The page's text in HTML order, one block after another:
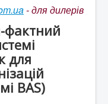
PROF
-для дилерів
фактний
для
BAS)